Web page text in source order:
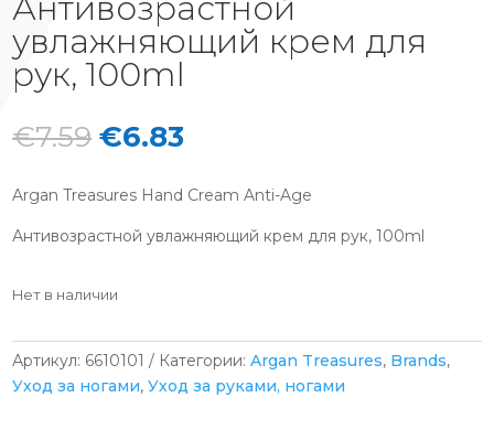
увлажняющий крем для
рук, 100ml
€7.59 Первоначальная
составляла
€7.59.
€6.83
€6.83.
Argan Treasures Hand Cream Anti-Age
Антивозрастной увлажняющий крем для рук, 100ml
Нет в наличии
Артикул: 6610101 Категории:Argan Treasures, Brands,
Уход за ногами,Уход за руками, ногами